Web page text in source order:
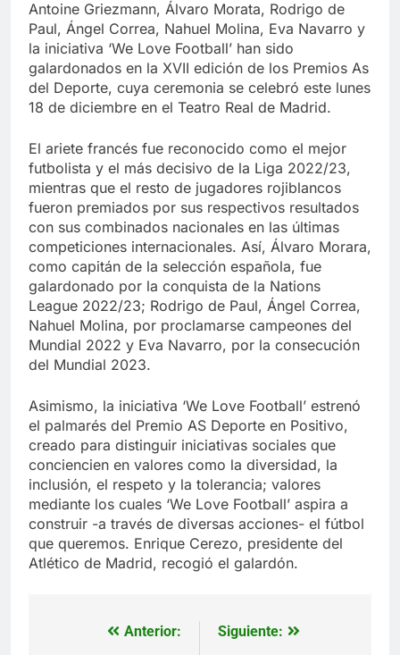
Antoine Griezmann, Álvaro Morata, Rodrigo de
Paul, Ángel Correa, Nahuel Molina, Eva Navarro y
la iniciativa ‘We Love Football’ han sido
galardonados en la XVII edición de los Premios As
del Deporte, cuya ceremonia se celebró este lunes
18 de diciembre en el Teatro Real de Madrid.
El ariete francés fue reconocido como el mejor
futbolista y el más decisivo de la Liga 2022/23,
mientras que el resto de jugadores rojiblancos
fueron premiados por sus respectivos resultados
con sus combinados nacionales en las últimas
competiciones internacionales. Así, Álvaro Morara,
como capitán de la selección española, fue
galardonado por la conquista de la Nations
League 2022/23; Rodrigo de Paul, Ángel Correa,
Nahuel Molina, por proclamarse campeones del
Mundial 2022 y Eva Navarro, por la consecución
del Mundial 2023.
Asimismo, la iniciativa ‘We Love Football’ estrenó
el palmarés del Premio AS Deporte en Positivo,
creado para distinguir iniciativas sociales que
conciencien en valores como la diversidad, la
inclusión, el respeto y la tolerancia; valores
mediante los cuales ‘We Love Football’ aspira a
construir -a través de diversas acciones- el fútbol
que queremos. Enrique Cerezo, presidente del
Atlético de Madrid, recogió el galardón.
Navegación
Anterior:
Siguiente: